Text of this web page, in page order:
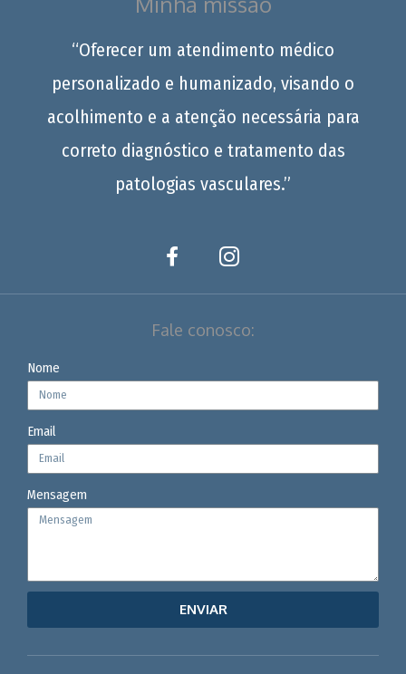
“Oferecer um atendimento médico
personalizado e humanizado, visando o
acolhimento e a atenção necessária para
correto diagnóstico e tratamento das
patologias vasculares.”
Fale conosco:
Nome
Email
Mensagem
ENVIAR